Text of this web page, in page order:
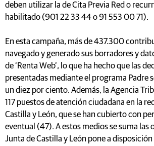
deben utilizar la de Cita Previa Red o
habilitado (901 22 33 44 o 91 553 00 71).
En esta campaña, más de 437.300
navegado y generado sus borradores y
de ‘Renta Web’, lo que ha hecho que las
presentadas mediante el programa Padre
un diez por ciento. Además, la Agencia
117 puestos de atención ciudadana en la
Castilla y León, que se han cubierto con
eventual (47). A estos medios se suma las
Junta de Castilla y León pone a disposición